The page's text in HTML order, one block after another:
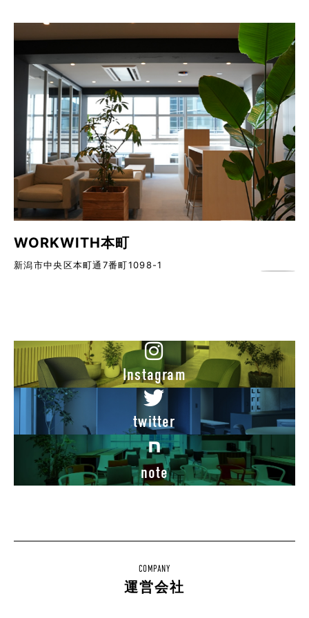
WORKWITH本町
新潟市中央区本町通7番町1098-1
Instagram
twitter
note
COMPANY
運営会社